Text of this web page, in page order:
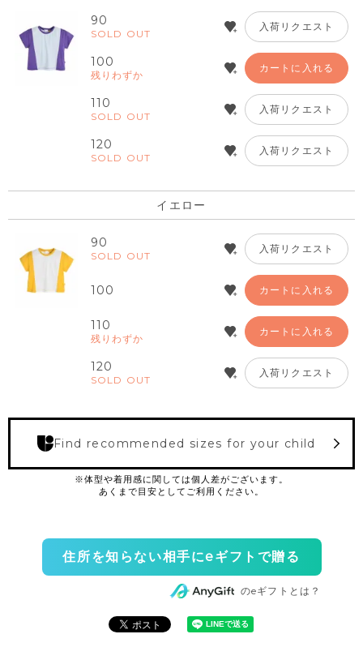
90
SOLD OUT
入荷リクエスト
100
残りわずか
カートに入れる
110
SOLD OUT
入荷リクエスト
120
SOLD OUT
入荷リクエスト
イエロー
90
SOLD OUT
入荷リクエスト
100 カートに入れる
110
残りわずか
カートに入れる
120
SOLD OUT
入荷リクエスト
Find recommended sizes for your child
住所を知らない相手にeギフトで贈る
のeギフトとは？